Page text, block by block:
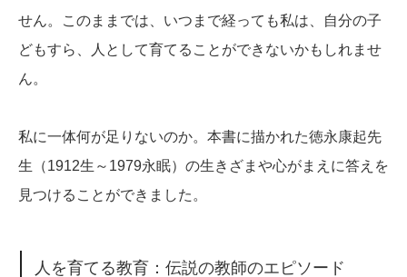
せん。このままでは、いつまで経っても私は、自分の子
どもすら、人として育てることができないかもしれませ
ん。
私に一体何が足りないのか。本書に描かれた徳永康起先
生（1912生～1979永眠）の生きざまや心がまえに答えを
見つけることができました。
人を育てる教育：伝説の教師のエピソード